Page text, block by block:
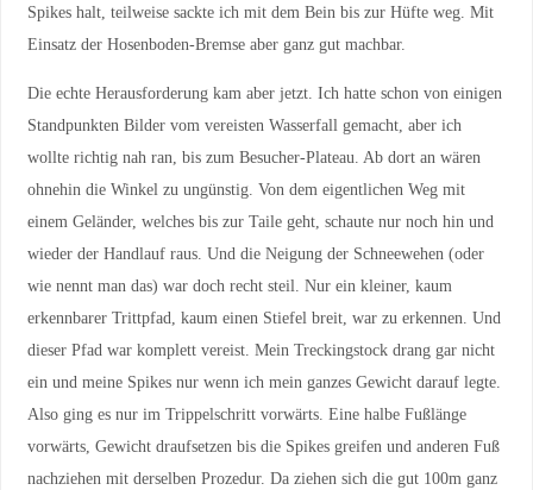
Spikes halt, teilweise sackte ich mit dem Bein bis zur Hüfte weg. Mit
Einsatz der Hosenboden-Bremse aber ganz gut machbar.
Die echte Herausforderung kam aber jetzt. Ich hatte schon von einigen
Standpunkten Bilder vom vereisten Wasserfall gemacht, aber ich
wollte richtig nah ran, bis zum Besucher-Plateau. Ab dort an wären
ohnehin die Winkel zu ungünstig. Von dem eigentlichen Weg mit
einem Geländer, welches bis zur Taile geht, schaute nur noch hin und
wieder der Handlauf raus. Und die Neigung der Schneewehen (oder
wie nennt man das) war doch recht steil. Nur ein kleiner, kaum
erkennbarer Trittpfad, kaum einen Stiefel breit, war zu erkennen. Und
dieser Pfad war komplett vereist. Mein Treckingstock drang gar nicht
ein und meine Spikes nur wenn ich mein ganzes Gewicht darauf legte.
Also ging es nur im Trippelschritt vorwärts. Eine halbe Fußlänge
vorwärts, Gewicht draufsetzen bis die Spikes greifen und anderen Fuß
nachziehen mit derselben Prozedur. Da ziehen sich die gut 100m ganz